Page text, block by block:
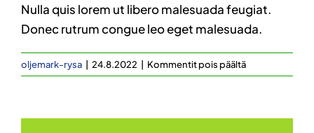
Nulla quis lorem ut libero malesuada feugiat.
Donec rutrum congue leo eget malesuada.
oljemark-rysa 24.8.2022 Kommentit pois päältäartikkelissa
Nulla